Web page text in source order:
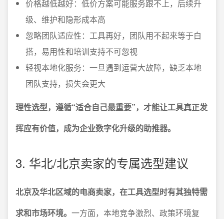
价格越低越好：低价方案可能服务跟不上，后续升
级、维护和隐形成本高
忽略团队适应性：工具再好，团队用不起来等于白
搭，易用性和培训支持不可忽视
轻视本地化服务：一旦遇到运营大故障，缺乏本地
团队支持，损失会更大
理性选型，遵循“适合自己最重要”，才能让工具真正发
挥应有价值，成为企业数字化升级的助推器。
3. 华北/北京卖家的专属选型建议
北京及华北区域的电商卖家，在工具选型时有其独特需
求和市场环境。 一方面，本地竞争激烈、政策环境复